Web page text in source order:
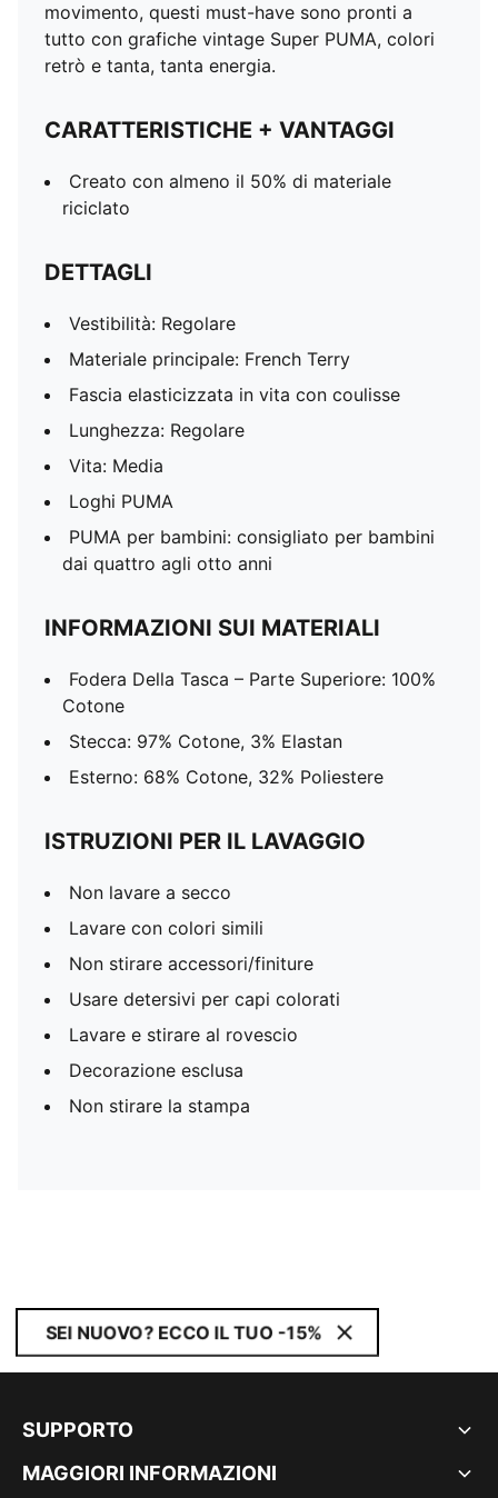
movimento, questi must-have sono pronti a
tutto con grafiche vintage Super PUMA, colori
retrò e tanta, tanta energia.
CARATTERISTICHE + VANTAGGI
Creato con almeno il 50% di materiale
riciclato
DETTAGLI
Vestibilità: Regolare
Materiale principale: French Terry
Fascia elasticizzata in vita con coulisse
Lunghezza: Regolare
Vita: Media
Loghi PUMA
PUMA per bambini: consigliato per bambini
dai quattro agli otto anni
INFORMAZIONI SUI MATERIALI
Fodera Della Tasca – Parte Superiore: 100%
Cotone
Stecca: 97% Cotone, 3% Elastan
Esterno: 68% Cotone, 32% Poliestere
ISTRUZIONI PER IL LAVAGGIO
Non lavare a secco
Lavare con colori simili
Non stirare accessori/finiture
Usare detersivi per capi colorati
Lavare e stirare al rovescio
Decorazione esclusa
Non stirare la stampa
SEI NUOVO? ECCO IL TUO -15%
SUPPORTO
MAGGIORI INFORMAZIONI